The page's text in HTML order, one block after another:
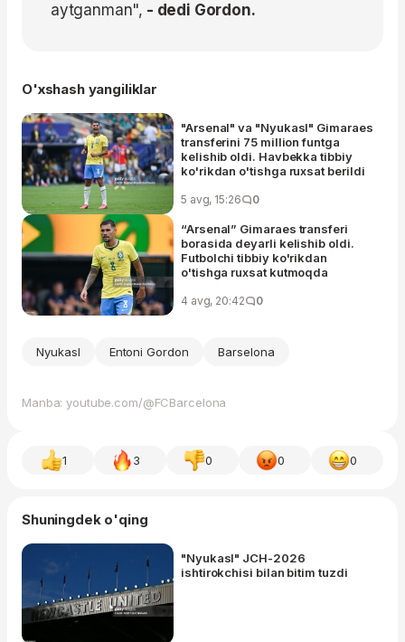
aytganman", - dedi Gordon.
O'xshash yangiliklar
"Arsenal" va "Nyukasl" Gimaraes
transferini 75 million funtga
kelishib oldi. Havbekka tibbiy
ko'rikdan o'tishga ruxsat berildi
5 avg, 15:26 0
“Arsenal” Gimaraes transferi
borasida deyarli kelishib oldi.
Futbolchi tibbiy ko'rikdan
o'tishga ruxsat kutmoqda
4 avg, 20:42 0
Nyukasl Entoni Gordon Barselona
Manba: youtube.com/@FCBarcelona
1 3 0 0 0
Shuningdek o'qing
"Nyukasl" JCH-2026
ishtirokchisi bilan bitim tuzdi